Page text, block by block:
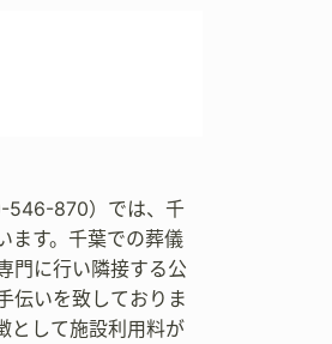
546-870）では、千
ます。千葉での葬儀
門に行い隣接する公
伝いを致しておりま
として施設利用料が